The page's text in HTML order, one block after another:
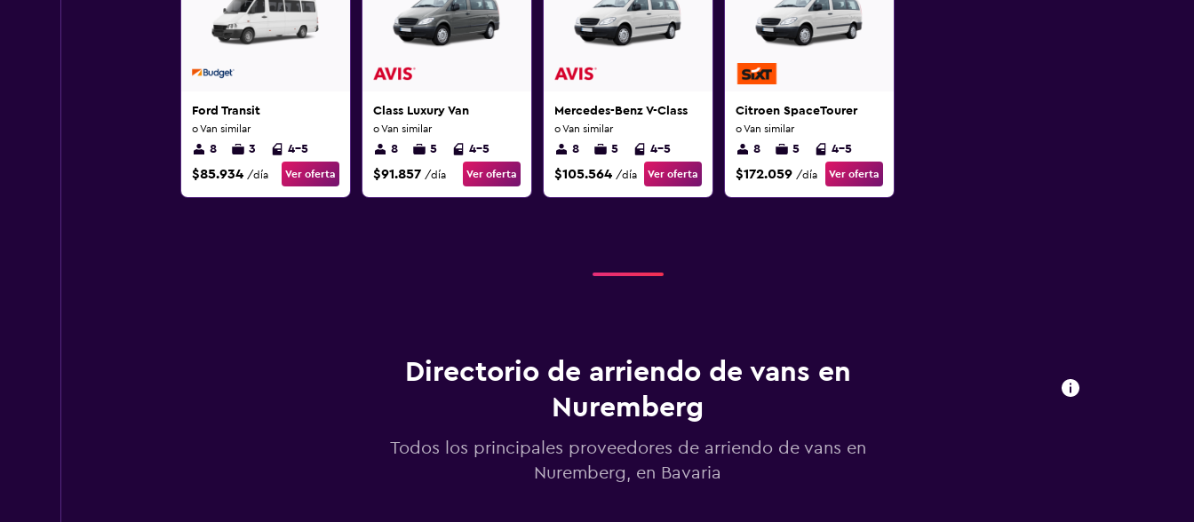
Ford Transit
o Van similar
8 3 4-5
$85.934 /día Ver oferta
Class Luxury Van
o Van similar
8 5 4-5
$91.857 /día Ver oferta
Mercedes-Benz V-Class
o Van similar
8 5 4-5
$105.564 /día Ver oferta
Citroen SpaceTourer
o Van similar
8 5 4-5
$172.059 /día Ver oferta
Directorio de arriendo de vans en
Nuremberg
Todos los principales proveedores de arriendo de vans en
Nuremberg, en Bavaria